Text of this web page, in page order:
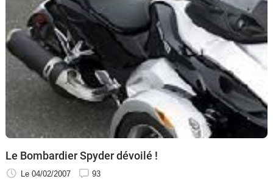
Le Bombardier Spyder dévoilé !
Le 04/02/2007 93